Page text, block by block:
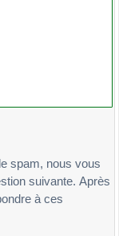
spam, nous vous
Après
à ces